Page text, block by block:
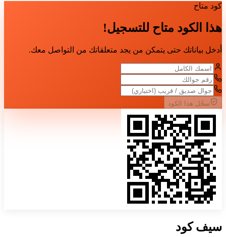
كود متاح
هذا الكود متاح للتسجيل!
أدخل بياناتك حتى يتمكن من يجد متعلقاتك من التواصل معك.
سجّل هذا الكود
سيفكود